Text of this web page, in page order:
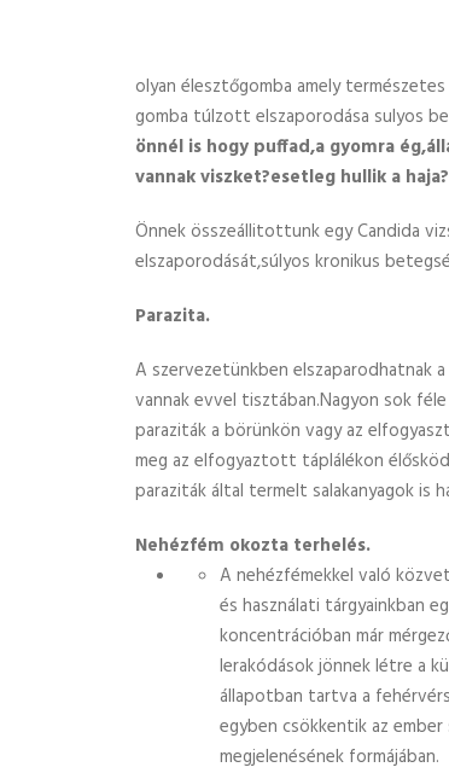
olyan élesztőgomba amely
gomba túlzott elszaporodása sulyos
önnél is hogy puffad,a gyomra
vannak viszket?esetleg hullik a haja?
Önnek összeállitottunk egy Candida
elszaporodását,súlyos kronikus
Parazita.
A szervezetünkben elszaparodhatnak
vannak evvel tisztában.Nagyon sok
paraziták a börünkön vagy az
meg az elfogyaztott táplálékon
paraziták által termelt salakanyagok is
Nehézfém okozta terhelés.
A nehézfémekkel való
és használati tárgyainkban
koncentrációban már
lerakódások jönnek létre a
állapotban tartva a
egyben csökkentik az
megjelenésének formájában.